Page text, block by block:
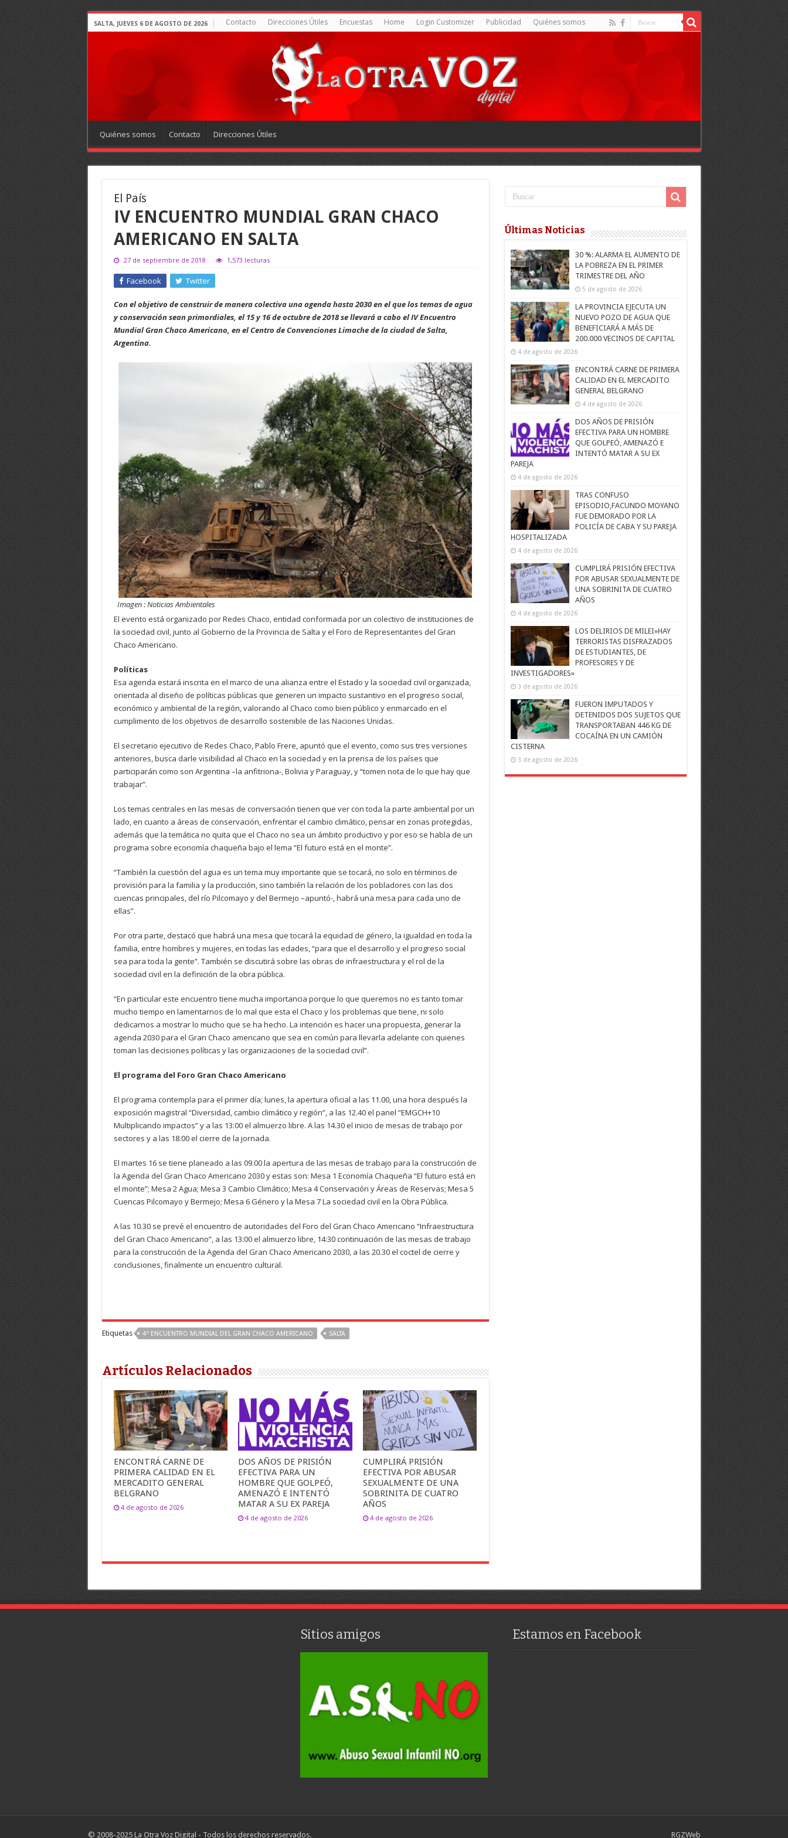
SALTA, JUEVES 6 DE AGOSTO DE 2026 Contacto Direcciones Útiles Encuestas Home Login Customizer Publicidad Quiénes somos
Quiénes somos Contacto Direcciones Útiles
El País
IV ENCUENTRO MUNDIAL GRAN CHACO
AMERICANO EN SALTA
27 de septiembre de 2018 1,573 lecturas
Facebook Twitter
Con el objetivo de construir de manera colectiva una agenda hasta 2030 en el que los temas de agua
y conservación sean primordiales, el 15 y 16 de octubre de 2018 se llevará a cabo el IV Encuentro
Mundial Gran Chaco Americano, en el Centro de Convenciones Limache de la ciudad de Salta,
Argentina.
Imagen : Noticias Ambientales
El evento está organizado por Redes Chaco, entidad conformada por un colectivo de instituciones de
la sociedad civil, junto al Gobierno de la Provincia de Salta y el Foro de Representantes del Gran
Chaco Americano.
Políticas
Esa agenda estará inscrita en el marco de una alianza entre el Estado y la sociedad civil organizada,
orientada al diseño de políticas públicas que generen un impacto sustantivo en el progreso social,
económico y ambiental de la región, valorando al Chaco como bien público y enmarcado en el
cumplimento de los objetivos de desarrollo sostenible de las Naciones Unidas.
El secretario ejecutivo de Redes Chaco, Pablo Frere, apuntó que el evento, como sus tres versiones
anteriores, busca darle visibilidad al Chaco en la sociedad y en la prensa de los países que
participarán como son Argentina –la anfitriona-, Bolivia y Paraguay, y “tomen nota de lo que hay que
trabajar”.
Los temas centrales en las mesas de conversación tienen que ver con toda la parte ambiental por un
lado, en cuanto a áreas de conservación, enfrentar el cambio climático, pensar en zonas protegidas,
además que la temática no quita que el Chaco no sea un ámbito productivo y por eso se habla de un
programa sobre economía chaqueña bajo el lema “El futuro está en el monte”.
“También la cuestión del agua es un tema muy importante que se tocará, no solo en términos de
provisión para la familia y la producción, sino también la relación de los pobladores con las dos
cuencas principales, del río Pilcomayo y del Bermejo –apuntó-, habrá una mesa para cada uno de
ellas”.
Por otra parte, destacó que habrá una mesa que tocará la equidad de género, la igualdad en toda la
familia, entre hombres y mujeres, en todas las edades, “para que el desarrollo y el progreso social
sea para toda la gente”. También se discutirá sobre las obras de infraestructura y el rol de la
sociedad civil en la definición de la obra pública.
“En particular este encuentro tiene mucha importancia porque lo que queremos no es tanto tomar
mucho tiempo en lamentarnos de lo mal que esta el Chaco y los problemas que tiene, ni solo
dedicarnos a mostrar lo mucho que se ha hecho. La intención es hacer una propuesta, generar la
agenda 2030 para el Gran Chaco americano que sea en común para llevarla adelante con quienes
toman las decisiones políticas y las organizaciones de la sociedad civil”.
El programa del Foro Gran Chaco Americano
El programa contempla para el primer día; lunes, la apertura oficial a las 11.00, una hora después la
exposición magistral “Diversidad, cambio climático y región”, a las 12.40 el panel “EMGCH+10
Multiplicando impactos” y a las 13:00 el almuerzo libre. A las 14.30 el inicio de mesas de trabajo por
sectores y a las 18.00 el cierre de la jornada.
El martes 16 se tiene planeado a las 09.00 la apertura de las mesas de trabajo para la construcción de
la Agenda del Gran Chaco Americano 2030 y estas son: Mesa 1 Economía Chaqueña “El futuro está en
el monte”; Mesa 2 Agua; Mesa 3 Cambio Climático; Mesa 4 Conservación y Áreas de Reservas; Mesa 5
Cuencas Pilcomayo y Bermejo; Mesa 6 Género y la Mesa 7 La sociedad civil en la Obra Pública.
A las 10.30 se prevé el encuentro de autoridades del Foro del Gran Chaco Americano “Infraestructura
del Gran Chaco Americano”, a las 13:00 el almuerzo libre, 14:30 continuación de las mesas de trabajo
para la construcción de la Agenda del Gran Chaco Americano 2030, a las 20.30 el coctel de cierre y
conclusiones, finalmente un encuentro cultural.
Etiquetas 4° ENCUENTRO MUNDIAL DEL GRAN CHACO AMERICANO SALTA
Artículos Relacionados
ENCONTRÁ CARNE DE
PRIMERA CALIDAD EN EL
MERCADITO GENERAL
BELGRANO
4 de agosto de 2026
DOS AÑOS DE PRISIÓN
EFECTIVA PARA UN
HOMBRE QUE GOLPEÓ,
AMENAZÓ E INTENTÓ
MATAR A SU EX PAREJA
4 de agosto de 2026
CUMPLIRÁ PRISIÓN
EFECTIVA POR ABUSAR
SEXUALMENTE DE UNA
SOBRINITA DE CUATRO
AÑOS
4 de agosto de 2026
Últimas Noticias
30 %: ALARMA EL AUMENTO DE
LA POBREZA EN EL PRIMER
TRIMESTRE DEL AÑO
5 de agosto de 2026
LA PROVINCIA EJECUTA UN
NUEVO POZO DE AGUA QUE
BENEFICIARÁ A MÁS DE
200.000 VECINOS DE CAPITAL
4 de agosto de 2026
ENCONTRÁ CARNE DE PRIMERA
CALIDAD EN EL MERCADITO
GENERAL BELGRANO
4 de agosto de 2026
DOS AÑOS DE PRISIÓN
EFECTIVA PARA UN HOMBRE
QUE GOLPEÓ, AMENAZÓ E
INTENTÓ MATAR A SU EX
PAREJA
4 de agosto de 2026
TRAS CONFUSO
EPISODIO,FACUNDO MOYANO
FUE DEMORADO POR LA
POLICÍA DE CABA Y SU PAREJA
HOSPITALIZADA
4 de agosto de 2026
CUMPLIRÁ PRISIÓN EFECTIVA
POR ABUSAR SEXUALMENTE DE
UNA SOBRINITA DE CUATRO
AÑOS
4 de agosto de 2026
LOS DELIRIOS DE MILEI»HAY
TERRORISTAS DISFRAZADOS
DE ESTUDIANTES, DE
PROFESORES Y DE
INVESTIGADORES»
3 de agosto de 2026
FUERON IMPUTADOS Y
DETENIDOS DOS SUJETOS QUE
TRANSPORTABAN 446 KG DE
COCAÍNA EN UN CAMIÓN
CISTERNA
3 de agosto de 2026
Sitios amigos Estamos en Facebook
RGZWeb
© 2008-2025 La Otra Voz Digital - Todos los derechos reservados.